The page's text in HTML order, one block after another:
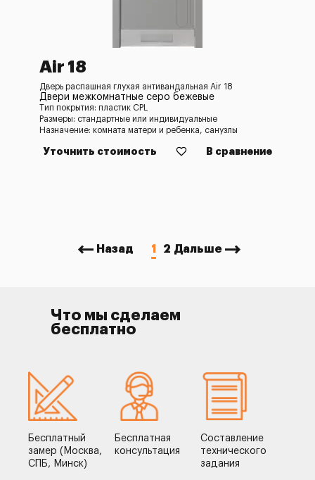
Air 18
Дверь распашная глухая антивандальная Air 18
Двери межкомнатные серо бежевые
Тип покрытия: пластик CPL
Размеры: стандартные или индивидуальные
Назначение: комната матери и ребенка, санузлы
Уточнить стоимость В сравнение
Назад 1 2 Дальше
Что мы сделаем
бесплатно
Бесплатный
замер (Москва,
СПБ, Минск)
Бесплатная
консультация
Составление
технического
задания